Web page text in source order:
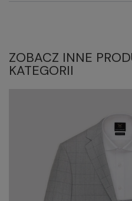
ZOBACZ INNE
KATEGORII